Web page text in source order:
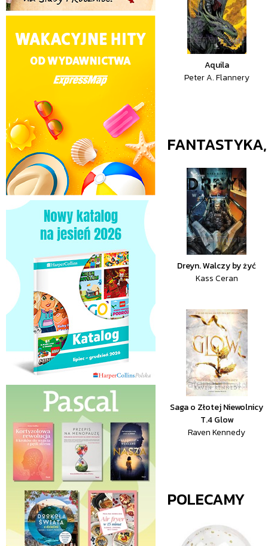
Aquila
Peter A. Flannery
Dreyn. Walczy by żyć
Kass Ceran
Saga o Złotej Niewolnicy
T.4 Glow
Raven Kennedy
POLECAMY